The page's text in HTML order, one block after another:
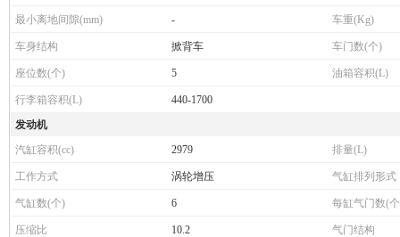
最小离地间隙(mm) - 车重(Kg)
车身结构 掀背车 车门数(个)
座位数(个) 5 油箱容积(L)
行李箱容积(L)
440-1700
发动机
汽缸容积(cc)
2979 排量(L)
工作方式 涡轮增压 气缸排列形式
气缸数(个) 6 每缸气门数(
压缩比 10.2 气门结构